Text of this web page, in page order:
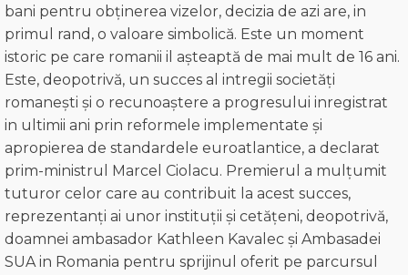
bani pentru obținerea vizelor, decizia de azi are, in
primul rand, o valoare simbolică. Este un moment
istoric pe care romanii il așteaptă de mai mult de 16 ani.
Este, deopotrivă, un succes al intregii societăți
romanești și o recunoaștere a progresului inregistrat
in ultimii ani prin reformele implementate și
apropierea de standardele euroatlantice, a declarat
prim-ministrul Marcel Ciolacu. Premierul a mulțumit
tuturor celor care au contribuit la acest succes,
reprezentanți ai unor instituții și cetățeni, deopotrivă,
doamnei ambasador Kathleen Kavalec și Ambasadei
SUA in Romania pentru sprijinul oferit pe parcursul